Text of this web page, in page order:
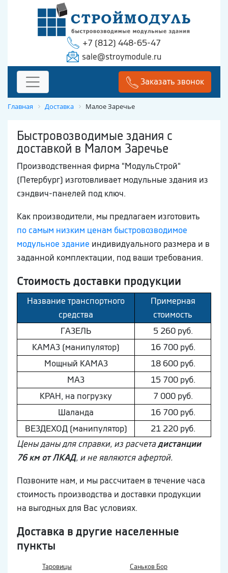
+7 (812) 448-65-47
sale@stroymodule.ru
Заказать звонок
Главная Доставка Малое Заречье
Быстровозводимые здания с
доставкой в Малом Заречье
Производственная фирма "МодульСтрой"
(Петербург) изготовливает модульные здания из
сэндвич-панелей под ключ.
Как производители, мы предлагаем изготовить
по самым низким ценам быстровозводимое
модульное здание индивидуального размера и в
заданной комплектации, под ваши требования.
Стоимость доставки продукции
Название транспортного
средства
Примерная
стоимость
ГAЗEЛЬ
5 260 руб.
КAМAЗ (манипулятор)
16 700 руб.
Мощный КAМAЗ
18 600 руб.
МAЗ
15 700 руб.
КРАН, на погрузку
7 000 руб.
Шaлaнда
16 700 руб.
ВEЗДEХОД (манипулятор)
21 220 руб.
Цены даны для справки, из расчетадистанции
76 км от ЛКАД, и не являются афертой.
Позвоните нам, и мы рассчитаем в течение часа
стоимость производства и доставки продукции
на выгодных для Вас условиях.
Доставка в другие населенные
пункты
Таровицы Саньков Бор